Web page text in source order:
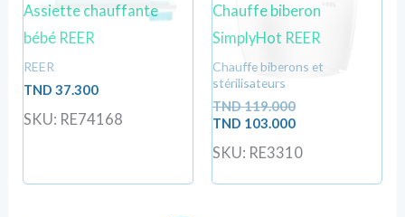
Assiette chauffante
bébé REER
REER
TND37.300
SKU: RE74168
Chauffe biberon
SimplyHot REER
Chauffe biberons et
stérilisateurs
TND119.000
TND 103.000
SKU: RE3310